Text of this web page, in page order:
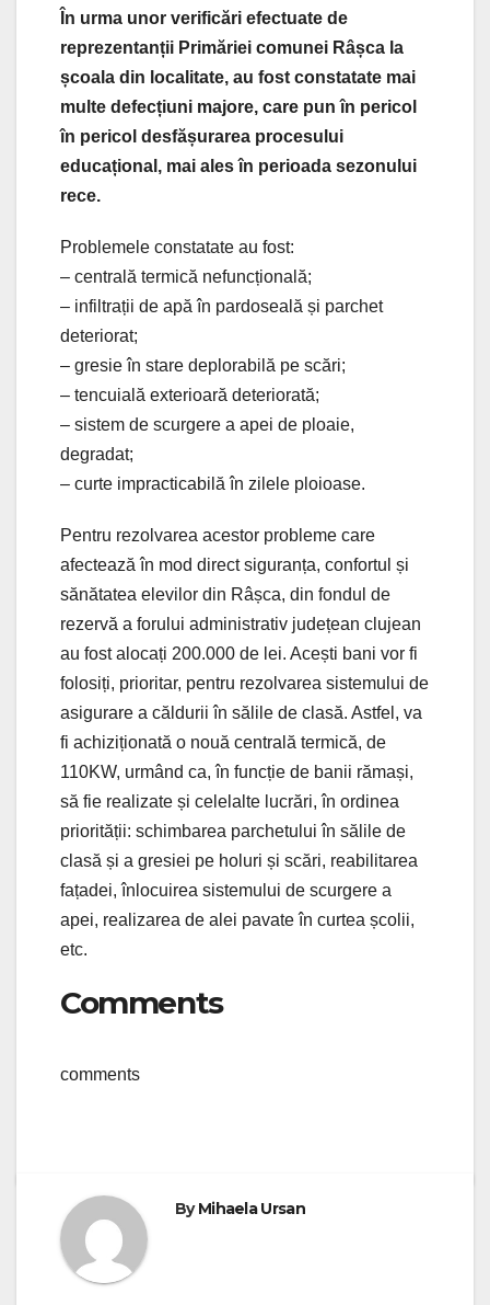
În urma unor verificări efectuate de
reprezentanții Primăriei comunei Râșca la
școala din localitate, au fost constatate mai
multe defecțiuni majore, care pun în pericol
în pericol desfășurarea procesului
educațional, mai ales în perioada sezonului
rece.
Problemele constatate au fost:
– centrală termică nefuncțională;
– infiltrații de apă în pardoseală și parchet
deteriorat;
– gresie în stare deplorabilă pe scări;
– tencuială exterioară deteriorată;
– sistem de scurgere a apei de ploaie,
degradat;
– curte impracticabilă în zilele ploioase.
Pentru rezolvarea acestor probleme care
afectează în mod direct siguranța, confortul și
sănătatea elevilor din Râșca, din fondul de
rezervă a forului administrativ județean clujean
au fost alocați 200.000 de lei. Acești bani vor fi
folosiți, prioritar, pentru rezolvarea sistemului de
asigurare a căldurii în sălile de clasă. Astfel, va
fi achiziționată o nouă centrală termică, de
110KW, urmând ca, în funcție de banii rămași,
să fie realizate și celelalte lucrări, în ordinea
priorității: schimbarea parchetului în sălile de
clasă și a gresiei pe holuri și scări, reabilitarea
fațadei, înlocuirea sistemului de scurgere a
apei, realizarea de alei pavate în curtea școlii,
etc.
Comments
comments
ByMihaela Ursan